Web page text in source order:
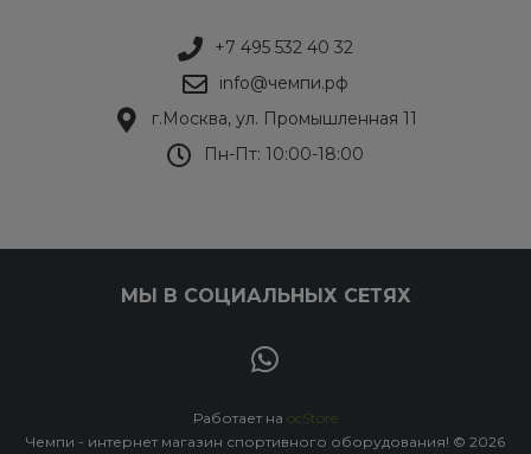
+7 495 532 40 32
info@чемпи.рф
г.Москва, ул. Промышленная 11
Пн-Пт: 10:00-18:00
МЫ В СОЦИАЛЬНЫХ СЕТЯХ
Работает на ocStore
Чемпи - интернет магазин спортивного оборудования! © 2026